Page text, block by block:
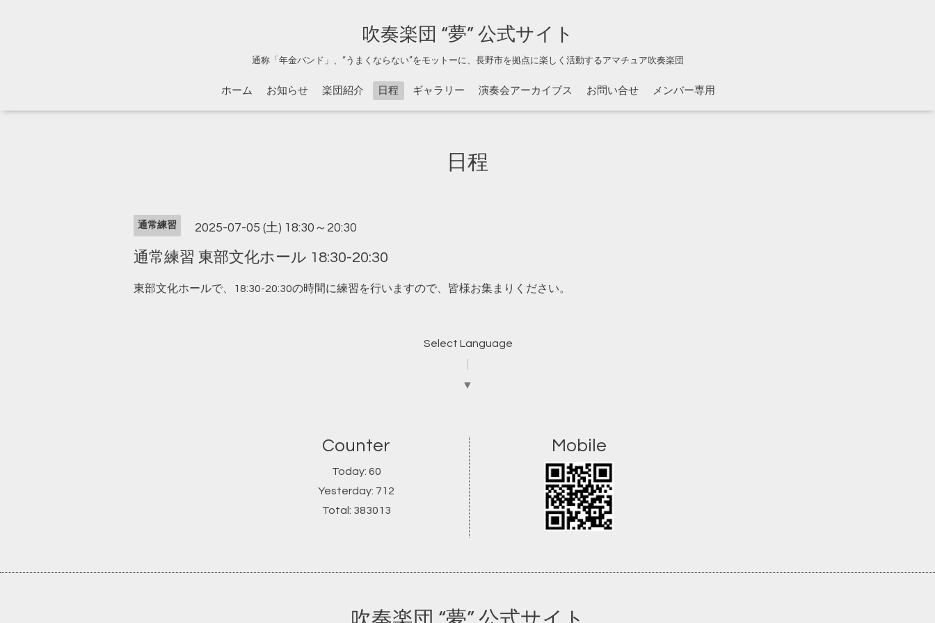
吹奏楽団 “夢” 公式サイト
通称「年金バンド」、“うまくならない”をモットーに、長野市を拠点に楽しく活動するアマチュア吹奏楽団
ホーム お知らせ 楽団紹介 日程 ギャラリー 演奏会アーカイブス お問い合せ メンバー専用
日程
通常練習 2025-07-05 (土) 18:30～20:30
通常練習 東部文化ホール 18:30-20:30
東部文化ホールで、18:30-20:30の時間に練習を行いますので、皆様お集まりください。
Select Language
▼
Counter
Today: 60
Yesterday: 712
Total: 383013
Mobile